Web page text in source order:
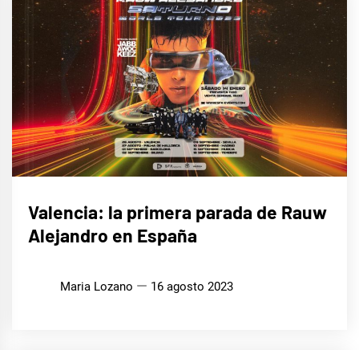
Valencia: la primera parada de Rauw
Alejandro en España
Maria Lozano 16 agosto 2023